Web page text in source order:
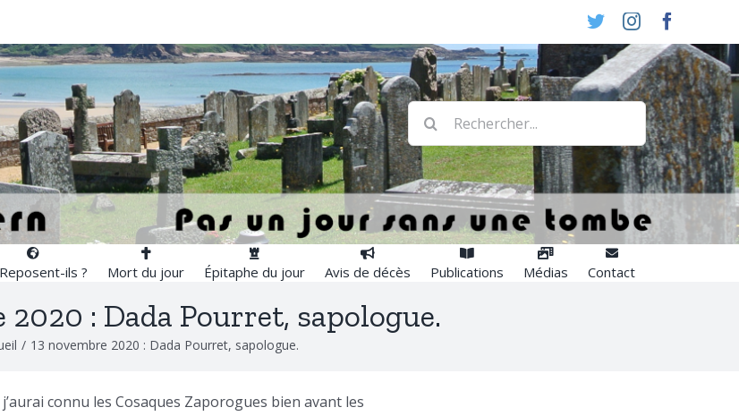
TwitterInstagram
Rechercher:
ils ? Mort du jour Épitaphe du jour Avis de décès Publications Médias Contact
2020 : Dada Pourret, sapologue.
/ 13 novembre 2020 : Dada Pourret, sapologue.
connu les Cosaques Zaporogues bien avant les